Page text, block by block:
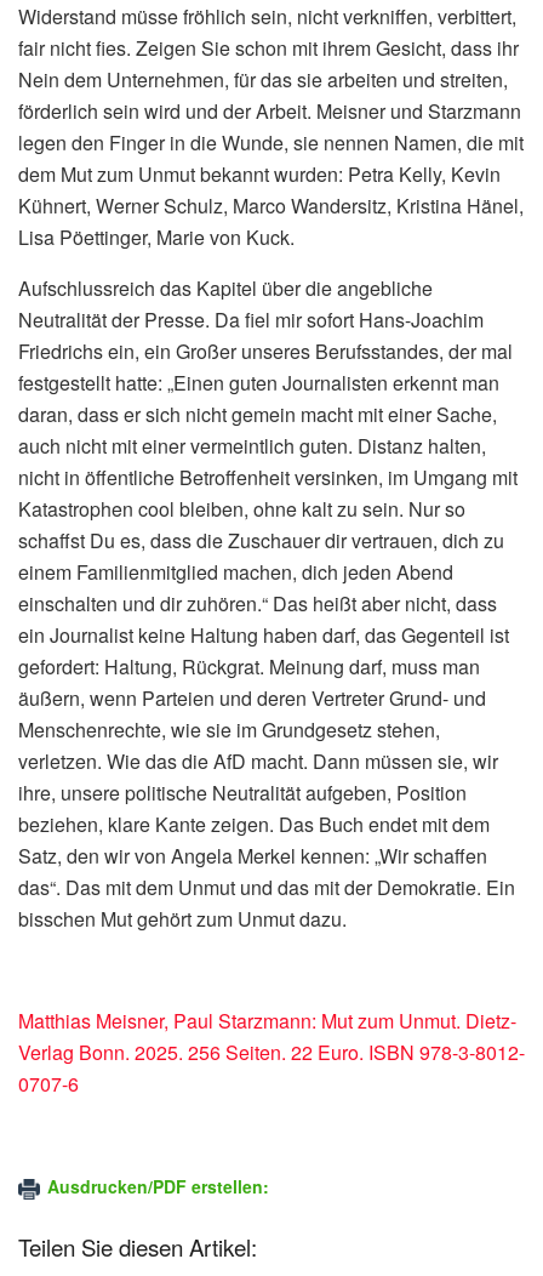
Widerstand müsse fröhlich sein, nicht verkniffen, verbittert,
fair nicht fies. Zeigen Sie schon mit ihrem Gesicht, dass ihr
Nein dem Unternehmen, für das sie arbeiten und streiten,
förderlich sein wird und der Arbeit. Meisner und Starzmann
legen den Finger in die Wunde, sie nennen Namen, die mit
dem Mut zum Unmut bekannt wurden: Petra Kelly, Kevin
Kühnert, Werner Schulz, Marco Wandersitz, Kristina Hänel,
Lisa Pöettinger, Marie von Kuck.
Aufschlussreich das Kapitel über die angebliche
Neutralität der Presse. Da fiel mir sofort Hans-Joachim
Friedrichs ein, ein Großer unseres Berufsstandes, der mal
festgestellt hatte: „Einen guten Journalisten erkennt man
daran, dass er sich nicht gemein macht mit einer Sache,
auch nicht mit einer vermeintlich guten. Distanz halten,
nicht in öffentliche Betroffenheit versinken, im Umgang mit
Katastrophen cool bleiben, ohne kalt zu sein. Nur so
schaffst Du es, dass die Zuschauer dir vertrauen, dich zu
einem Familienmitglied machen, dich jeden Abend
einschalten und dir zuhören.“ Das heißt aber nicht, dass
ein Journalist keine Haltung haben darf, das Gegenteil ist
gefordert: Haltung, Rückgrat. Meinung darf, muss man
äußern, wenn Parteien und deren Vertreter Grund- und
Menschenrechte, wie sie im Grundgesetz stehen,
verletzen. Wie das die AfD macht. Dann müssen sie, wir
ihre, unsere politische Neutralität aufgeben, Position
beziehen, klare Kante zeigen. Das Buch endet mit dem
Satz, den wir von Angela Merkel kennen: „Wir schaffen
das“. Das mit dem Unmut und das mit der Demokratie. Ein
bisschen Mut gehört zum Unmut dazu.
Matthias Meisner, Paul Starzmann: Mut zum Unmut. Dietz-
Verlag Bonn. 2025. 256 Seiten. 22 Euro. ISBN 978-3-8012-
0707-6
Ausdrucken/PDF erstellen:
Teilen Sie diesen Artikel: